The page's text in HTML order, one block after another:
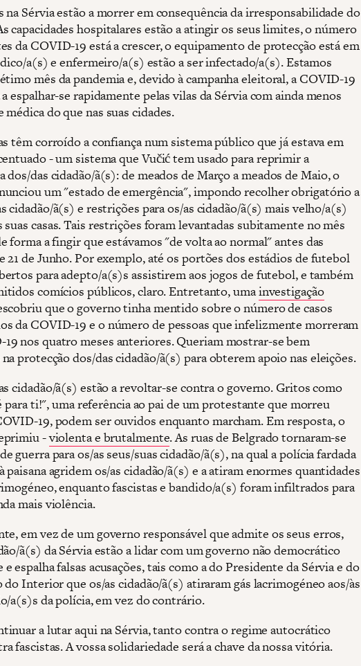
na Sérvia estão a morrer em consequência da irresponsabilidade do
capacidades hospitalares estão a atingir os seus limites, o número
da COVID-19 está a crescer, o equipamento de protecção está em
a(s) e enfermeiro/a(s) estão a ser infectado/a(s). Estamos
mês da pandemia e, devido à campanha eleitoral, a COVID-19
espalhar-se rapidamente pelas vilas da Sérvia com ainda menos
médica do que nas suas cidades.
têm corroído a confiança num sistema público que já estava em
- um sistema que Vučić tem usado para reprimir a
dos/das cidadão/ã(s): de meados de Março a meados de Maio, o
um "estado de emergência", impondo recolher obrigatório a
cidadão/ã(s) e restrições para os/as cidadão/ã(s) mais velho/a(s)
suas casas. Tais restrições foram levantadas subitamente no mês
forma a fingir que estávamos "de volta ao normal" antes das
21 de Junho. Por exemplo, até os portões dos estádios de futebol
para adepto/a(s)s assistirem aos jogos de futebol, e também
comícios públicos, claro. Entretanto, umainvestigação
que o governo tinha mentido sobre o número de casos
da COVID-19 e o número de pessoas que infelizmente morreram
19 nos quatro meses anteriores. Queriam mostrar-se bem
protecção dos/das cidadão/ã(s) para obterem apoio nas eleições.
cidadão/ã(s) estão a revoltar-se contra o governo. Gritos como
para ti!", uma referência ao pai de um protestante que morreu
19, podem ser ouvidos enquanto marcham. Em resposta, o
-violenta e brutalmente. As ruas de Belgrado tornaram-se
guerra para os/as seus/suas cidadão/ã(s), na qual a polícia fardada
paisana agridem os/as cidadão/ã(s) e a atiram enormes quantidades
enquanto fascistas e bandido/a(s) foram infiltrados para
mais violência.
em vez de um governo responsável que admite os seus erros,
ã(s) da Sérvia estão a lidar com um governo não democrático
espalha falsas acusações, tais como a do Presidente da Sérvia e do
Interior que os/as cidadão/ã(s) atiraram gás lacrimogéneo aos/às
a(s)s da polícia, em vez do contrário.
a lutar aqui na Sérvia, tanto contra o regime autocrático
fascistas. A vossa solidariedade será a chave da nossa vitória.